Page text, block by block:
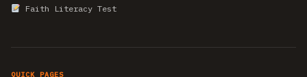
Faith Literacy Test
QUICK PAGES